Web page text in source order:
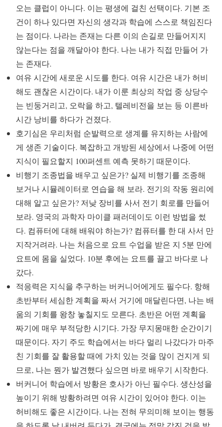
오는 클럽이 아니다. 이는 평생에 걸친 선택이다. 기본 조
건이 하나 있다면 자신의 생각과 학습에 스스로 책임진다
는 점이다. 나라는 존재는 다른 이의 손길로 만들어지지
않는다는 점을 깨달아야 한다. 나는 내가 직접 만들어 가
는 존재다.
여유 시간에 새로운 시도를 한다. 여유 시간은 내가 허비
해도 괜찮은 시간이다. 내가 이룬 최상의 작업 중 상당수
는 빈둥거리고, 오락을 하고, 텔레비전을 보는 등 이른바
시간 낭비를 하다가 건졌다.
호기심은 우리처럼 순발력으로 생계를 유지하는 사람에
게 생존 기술이다. 복잡하고 개방된 세상에서 나중에 어떤
지식이 필요할지 100퍼센트 예측 못하기 때문이다.
비행기 조종법을 배우고 싶은가? 실제 비행기를 조종해
보거나 시뮬레이터로 연습을 해 보라. 전기의 작동 원리에
대해 알고 싶은가? 저낮 장비를 사서 전기 회로를 만들어
보라. 영국의 과학자 마이클 패러데이도 이런 방법을 썼
다. 컴퓨터에 대해 배워야 하는가? 컴퓨터를 한 대 사서 만
지작거려라. 나는 처음으로 요트 수업을 받은 지 5분 만에
요트에 몸을 실었다. 10분 후에는 요트를 끌고 바다로 나
갔다.
적응력은 지식을 추구하는 버커니어에게도 필수다. 항해
초반부터 세심한 계획을 짜서 거기에 매달린다면, 나는 배
움의 기회를 왕창 놓칠지도 모른다. 초반은 어떤 계획을
짜기에 매우 부적당한 시기다. 가장 무지몽매한 순간이기
때문이다. 자기 주도 학습에서는 바다 멀리 나갔다가 마주
친 기회를 잘 활용할 때에 가치 있는 것을 많이 건지게 되
므로, 나는 뭔가 발견했다 싶으면 바로 배우기 시작한다.
버커니어 학습에서 방황은 호사가 아닌 필수다. 생산성을
높이기 위해 방황하려면 여유 시간이 있어야 한다. 이는
허비해도 좋은 시간이다. 나는 전혀 무의미해 보이는 행동